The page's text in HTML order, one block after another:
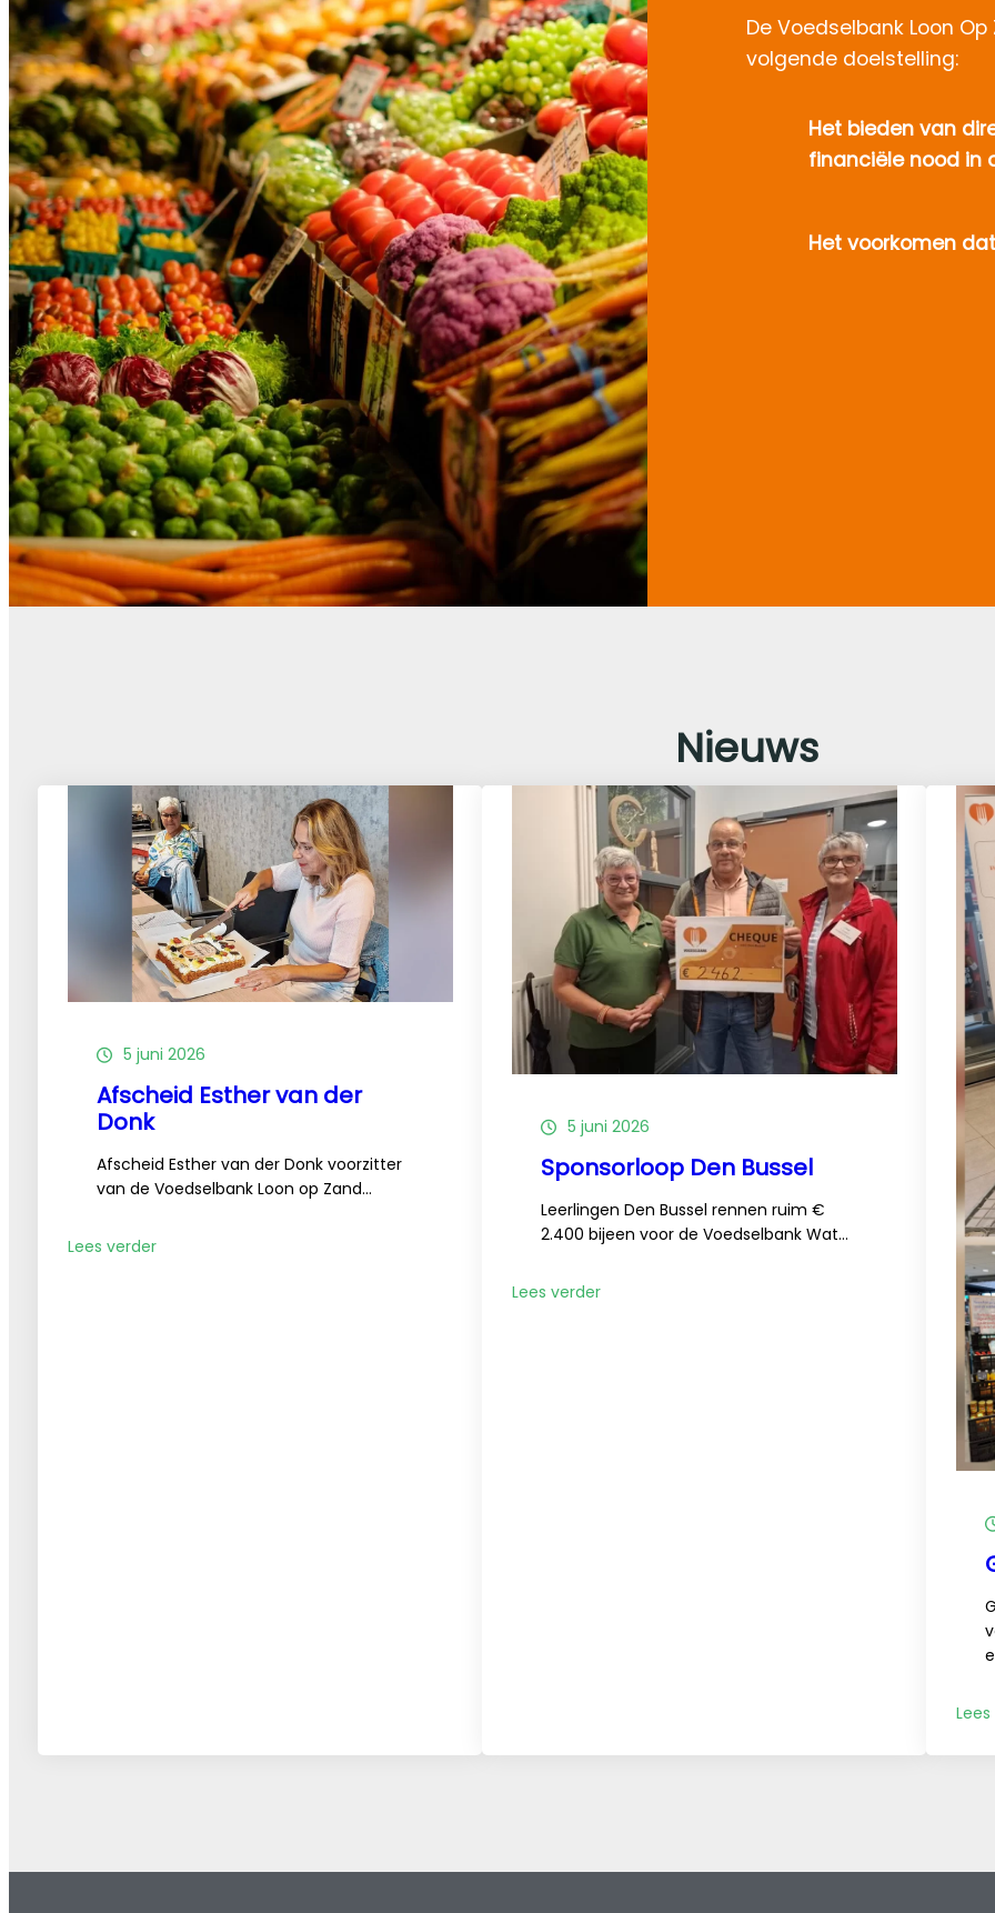
De Voedselbank Loon
volgende doelstelling:
Het bieden van
financiële nood in
Het voorkomen
Nieuws
5 juni 2026
Afscheid Esther van der
Donk
Afscheid Esther van der Donk voorzitter
van de Voedselbank Loon op Zand…
Lees verder:
5 juni 2026
Sponsorloop Den Bussel
Leerlingen Den Bussel rennen ruim €
2.400 bijeen voor de Voedselbank Wat…
Lees verder: